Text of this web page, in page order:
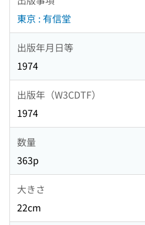
東京 : 有信堂
出版年月日等
1974
出版年（W3CDTF）
1974
数量
363p
大きさ
22cm